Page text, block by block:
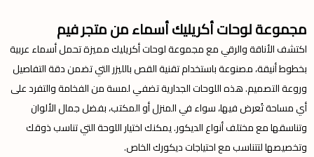
مجموعة لوحات أكريليك أسماء من متجر فيم
اكتشف الأناقة والرقي مع مجموعة لوحات أكريليك مميزة تحمل أسماء عربية
بخطوط أنيقة، مصنوعة باستخدام تقنية القص بالليزر التي تضمن دقة التفاصيل
وروعة التصميم. هذه اللوحات الجدارية تضفي لمسة من الفخامة والتفرد على
أي مساحة تُعرض فيها، سواء في المنزل أو المكتب، بفضل جمال الألوان
وتناسقها مع مختلف أنواع الديكور. يمكنك اختيار اللوحة التي تناسب ذوقك
وتخصيصها لتتناسب مع احتياجات ديكورك الخاص.